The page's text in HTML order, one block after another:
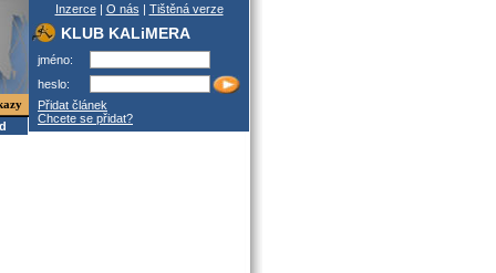
Inzerce| O nás | Tištěná verze
KLUB KALiMERA
jméno:
heslo:
Přidat článek
Chcete se přidat?